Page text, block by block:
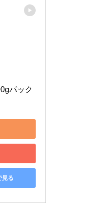
パック
見る